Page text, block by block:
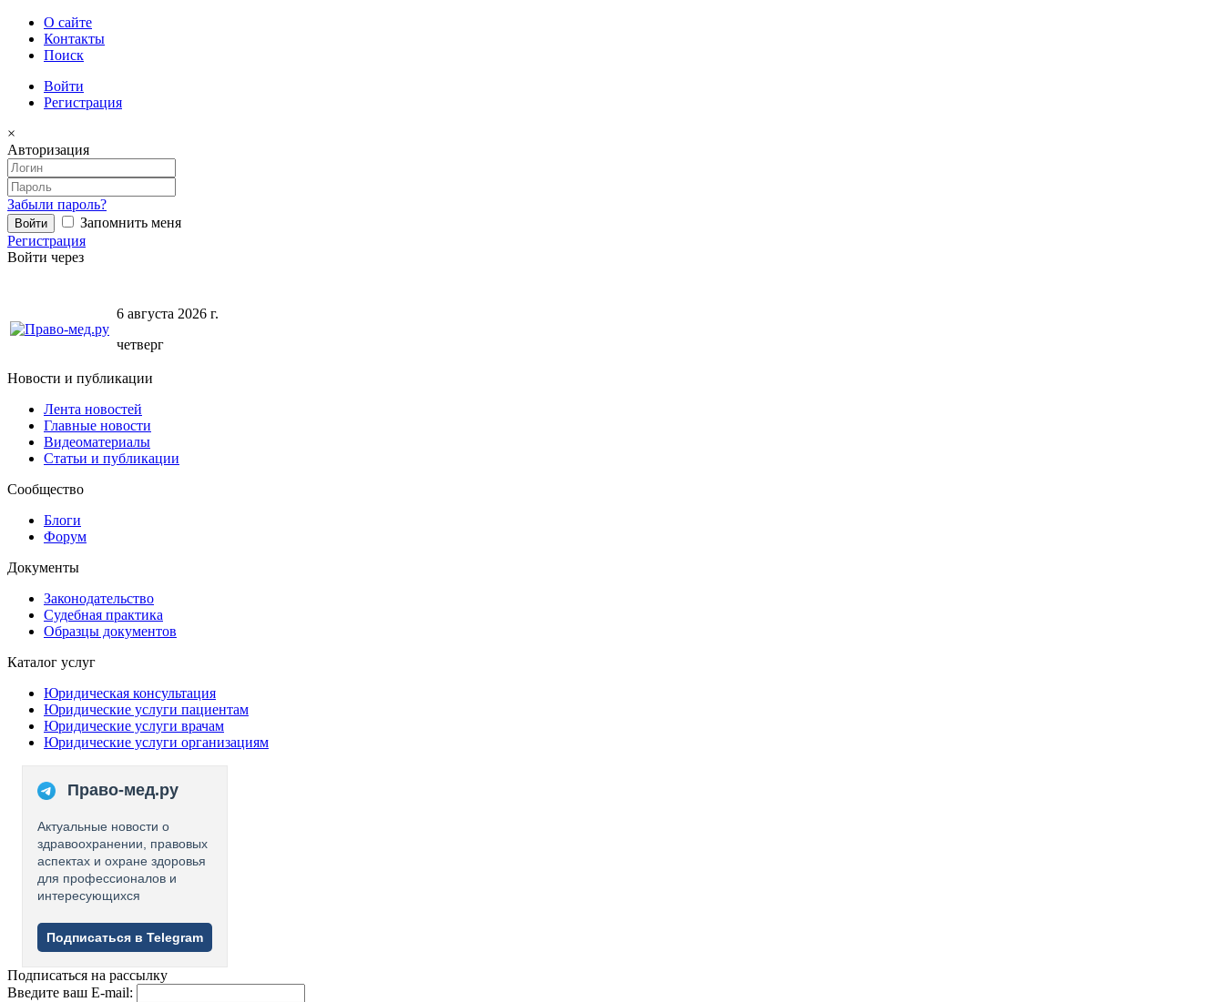
О сайте
Контакты
Поиск
Войти
Регистрация
×
Авторизация
Забыли пароль?
Запомнить меня
Регистрация
Войти через
6 августа 2026 г.
четверг
Новости и публикации
Лента новостей
Главные новости
Видеоматериалы
Статьи и публикации
Сообщество
Блоги
Форум
Документы
Законодательство
Судебная практика
Образцы документов
Каталог услуг
Юридическая консультация
Юридические услуги пациентам
Юридические услуги врачам
Юридические услуги организациям
Право-мед.ру
Актуальные новости о
здравоохранении, правовых
аспектах и охране здоровья
для профессионалов и
интересующихся
Подписаться в Telegram
Подписаться на рассылку
Введите ваш E-mail: